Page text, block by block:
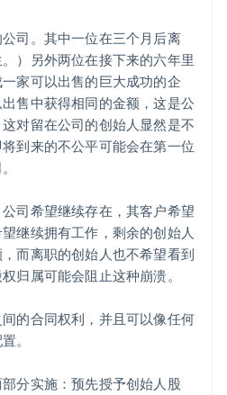
司。其中一位在三个月后离
）另外两位在接下来的六年里
家可以出售的巨大成功的企
售中获得相同的金额，这是公
对留在公司的创始人显然是不
到来的不公平可能会在第一位
司希望继续存在，其客户希望
继续拥有工作，剩余的创始人
而离职的创始人也不希望看到
归属可能会阻止这种崩溃。
的合同权利，并且可以像任何
。
分实施：预先授予创始人股